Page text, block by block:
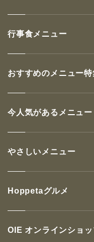
OIE オンラインショ
行事食メニュー
おすすめのメニュー特
今人気があるメニュー
やさしいメニュー
Hoppetaグルメ